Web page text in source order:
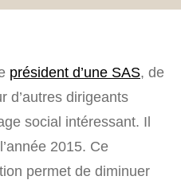
président d’une SAS, de
d’autres dirigeants
social intéressant. Il
2015. Ce
permet de diminuer